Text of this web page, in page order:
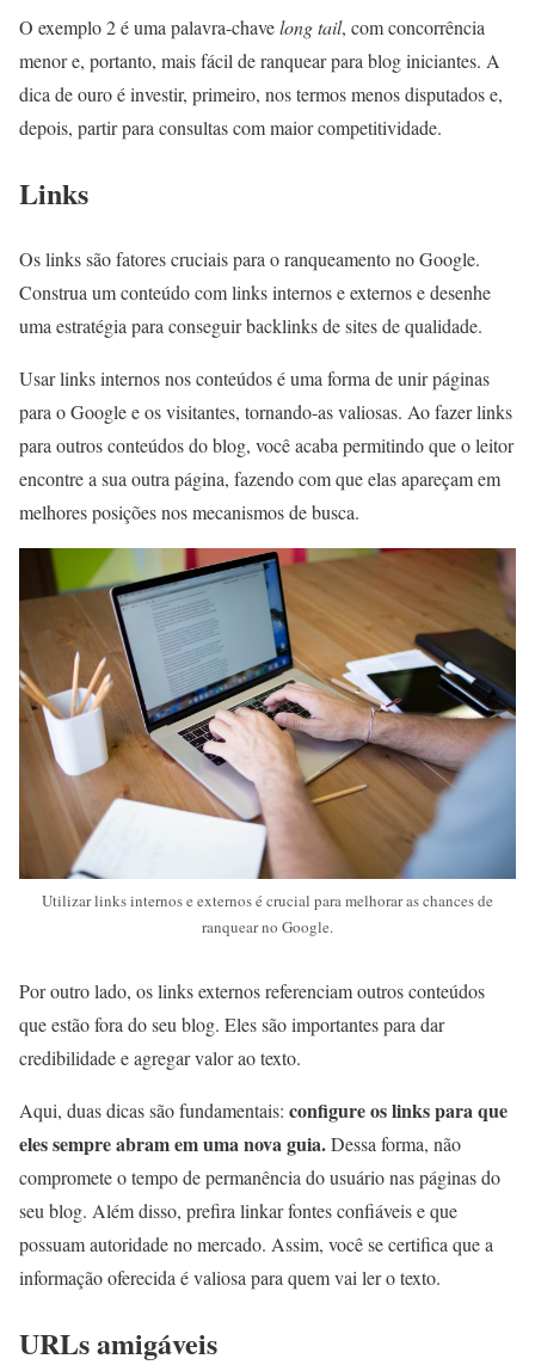
O exemplo 2 é uma palavra-chavelong tail, com concorrência
menor e, portanto, mais fácil de ranquear para blog iniciantes. A
dica de ouro é investir, primeiro, nos termos menos disputados e,
depois, partir para consultas com maior competitividade.
Links
Os links são fatores cruciais para o ranqueamento no Google.
Construa um conteúdo com links internos e externos e desenhe
uma estratégia para conseguir backlinks de sites de qualidade.
Usar links internos nos conteúdos é uma forma de unir páginas
para o Google e os visitantes, tornando-as valiosas. Ao fazer links
para outros conteúdos do blog, você acaba permitindo que o leitor
encontre a sua outra página, fazendo com que elas apareçam em
melhores posições nos mecanismos de busca.
Utilizar links internos e externos é crucial para melhorar as chances de
ranquear no Google.
Por outro lado, os links externos referenciam outros conteúdos
que estão fora do seu blog. Eles são importantes para dar
credibilidade e agregar valor ao texto.
Aqui, duas dicas são fundamentais: configure os links para que
eles sempre abram em uma nova guia.Dessa forma, não
compromete o tempo de permanência do usuário nas páginas do
seu blog. Além disso, prefira linkar fontes confiáveis e que
possuam autoridade no mercado. Assim, você se certifica que a
informação oferecida é valiosa para quem vai ler o texto.
URLs amigáveis